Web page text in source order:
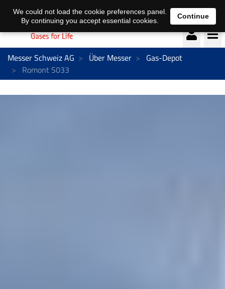
Deutsch français
Messer Schweiz AG Über Messer
Gas-Depot
Romont S033
We could not load the cookie preferences panel.
By continuing you accept essential cookies.
Continue